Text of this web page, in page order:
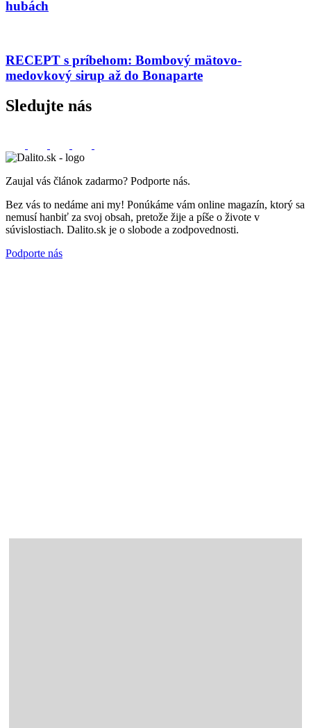
hubách
RECEPT s príbehom: Bombový mätovo-
medovkový sirup až do Bonaparte
Sledujte nás
Zaujal vás článok zadarmo? Podporte nás.
Bez vás to nedáme ani my! Ponúkáme vám online magazín, ktorý sa
nemusí hanbiť za svoj obsah, pretože žije a píše o živote v
súvislostiach. Dalito.sk je o slobode a zodpovednosti.
Podporte nás